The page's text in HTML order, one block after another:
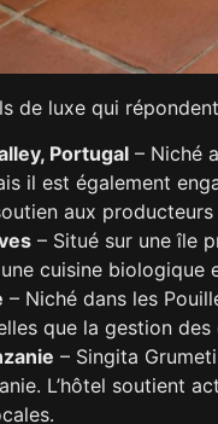
de luxe qui
Portugal – Niché
il est également
aux producteurs
– Situé sur une île
cuisine
– Niché dans les
que la gestion
– Singita
L’hôtel soutient